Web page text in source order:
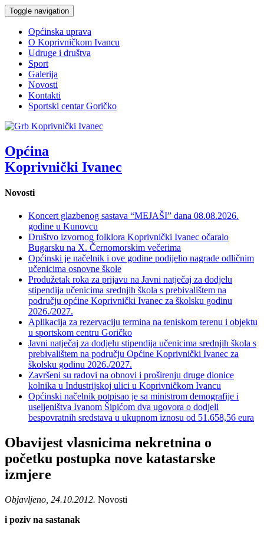
Toggle navigation
Općinska uprava
O Koprivničkom Ivancu
Udruge i društva
Sport
Galerija
Novosti
Kontakti
Sportski centar Goričko
Općina
Koprivnički Ivanec
Novosti
Koncert glazbenog sastava “MEJAŠI” dana 08.08.2026.
godine u Kunovcu
Društvo izvornog folklora Koprivnički Ivanec očaralo
Bugarsku na X. Černomorskim večerima
Općinski je načelnik i ove godine podijelio nagrade odličnim
učenicima osnovne škole
Produžetak roka za prijavu na Javni natječaj za dodjelu
stipendija učenicima srednjih škola s prebivalištem na
području općine Koprivnički Ivanec za školsku godinu
2026./2027.
Aplikacija za rezervaciju termina na teniskom terenu i objektu
u sportskom centru Goričko
Javni natječaj za dodjelu stipendija učenicima srednjih škola s
prebivalištem na području Općine Koprivnički Ivanec za
školsku godinu 2026./2027.
Završeni su radovi na obnovi i proširenju druge dionice
kolnika u Industrijskoj ulici u Koprivničkom Ivancu
Općinski načelnik potpisao je sa ministrom demografije i
useljeništva Ivanom Šipićom dva ugovora o dodjeli
bespovratnih sredstava u ukupnom iznosu od 51.658,56 eura
Obavijest vlasnicima nekretnina o
početku postupka nove katastarske
izmjere
Objavljeno, 24.10.2012. Novosti
i poziv na sastanak